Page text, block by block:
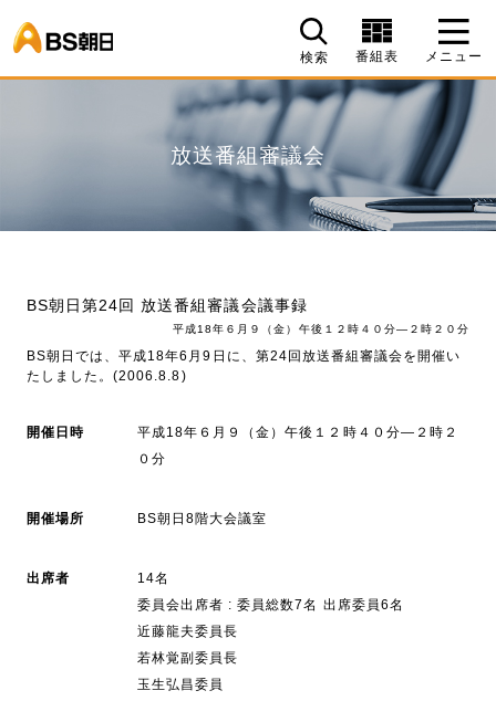
検索 番組表 メニュー
放送番組審議会
BS朝日第24回 放送番組審議会議事録
平成18年６月９（金）午後１２時４０分―２時２０分
BS朝日では、平成18年6月9日に、第24回放送番組審議会を開催い
たしました。(2006.8.8)
開催日時
平成18年６月９（金）午後１２時４０分―２時２
０分
開催場所 BS朝日8階大会議室
出席者
14名
委員会出席者 : 委員総数7名 出席委員6名
近藤龍夫委員長
若林覚副委員長
玉生弘昌委員